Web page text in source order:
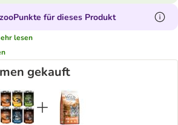
für dieses Produkt
lesen
gekauft